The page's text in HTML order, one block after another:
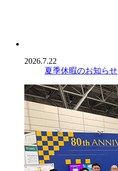
2026.7.22
夏季休暇のお知らせ